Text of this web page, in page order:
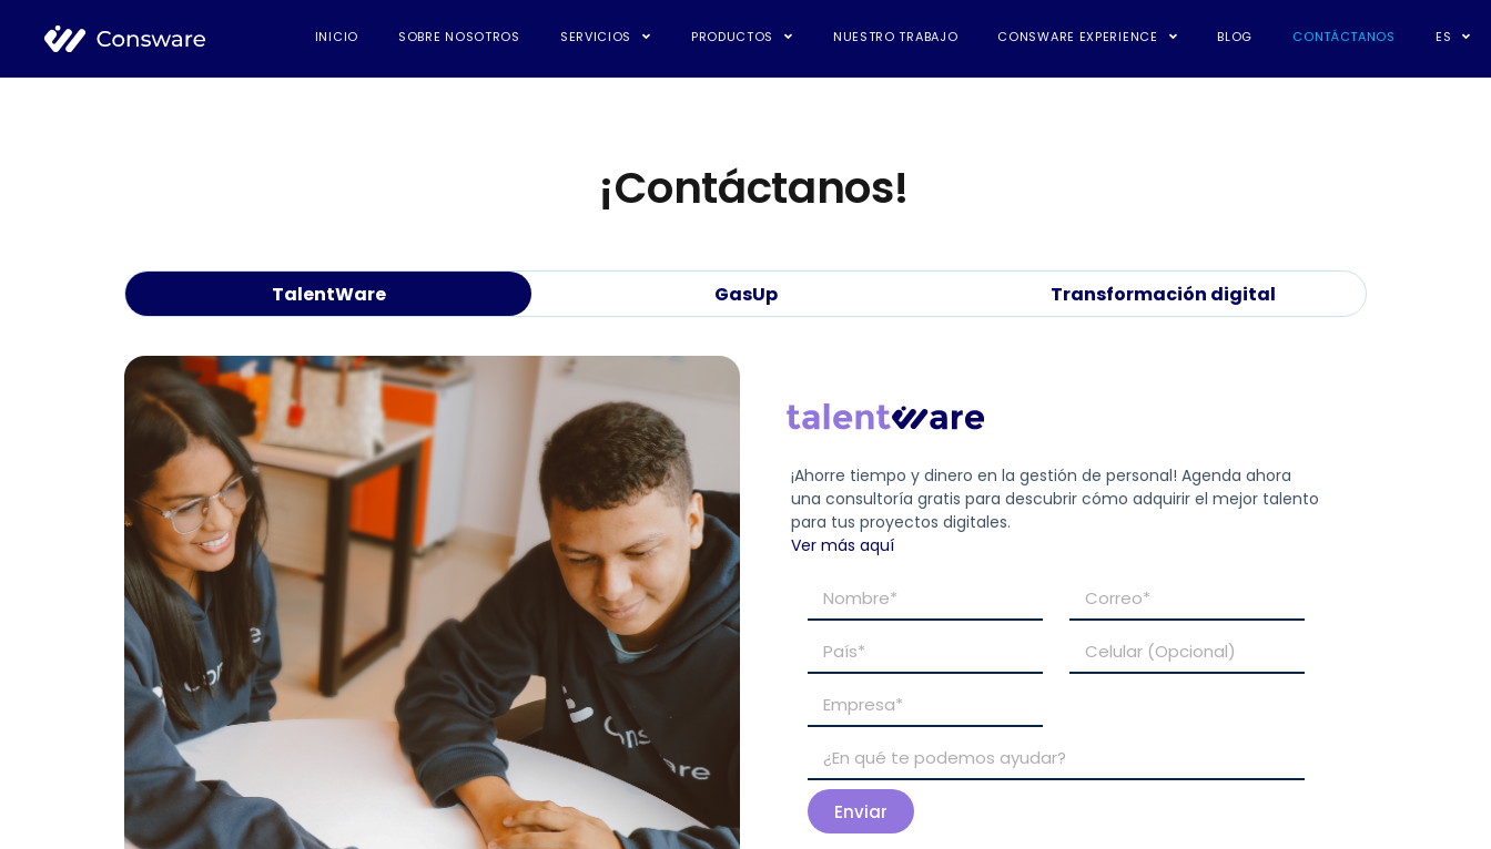
INICIO SOBRE NOSOTROS SERVICIOS PRODUCTOS NUESTRO TRABAJO CONSWARE EXPERIENCE BLOG CONTÁCTANOS ES
¡Contáctanos!
TalentWare GasUp Transformación digital
¡Ahorre tiempo y dinero en la gestión de personal! Agenda ahora
una consultoría gratis para descubrir cómo adquirir el mejor talento
para tus proyectos digitales.
Ver más aquí
Enviar